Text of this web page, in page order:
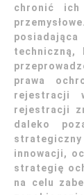
chronić
techniczną,
prawa
rejestracji
rejestracji
daleko
innowacji,
strategię
na celu